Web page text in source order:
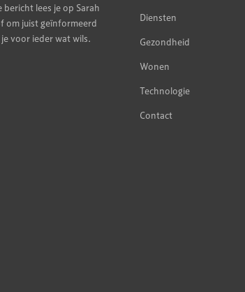
lees je op Sarah
om juist geïnformeerd
voor ieder wat wils.
Diensten
Gezondheid
Wonen
Technologie
Contact